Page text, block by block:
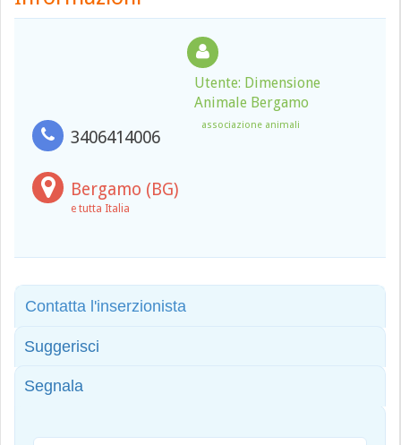
3406414006
Utente: Dimensione
Animale Bergamo
associazione animali
Bergamo (BG)
e tutta Italia
Contatta l'inserzionista
Suggerisci
Segnala